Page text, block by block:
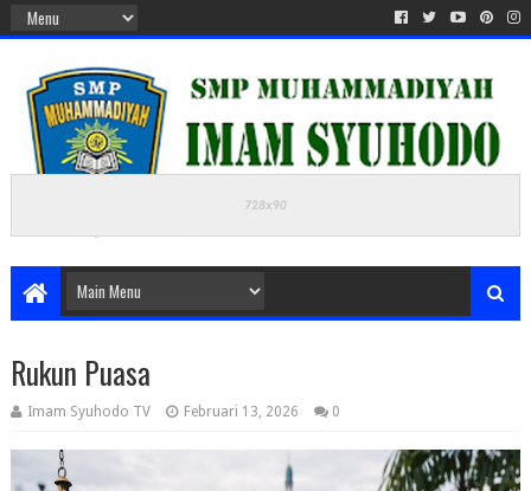
Rukun Puasa
Imam Syuhodo TV Februari 13, 2026 0